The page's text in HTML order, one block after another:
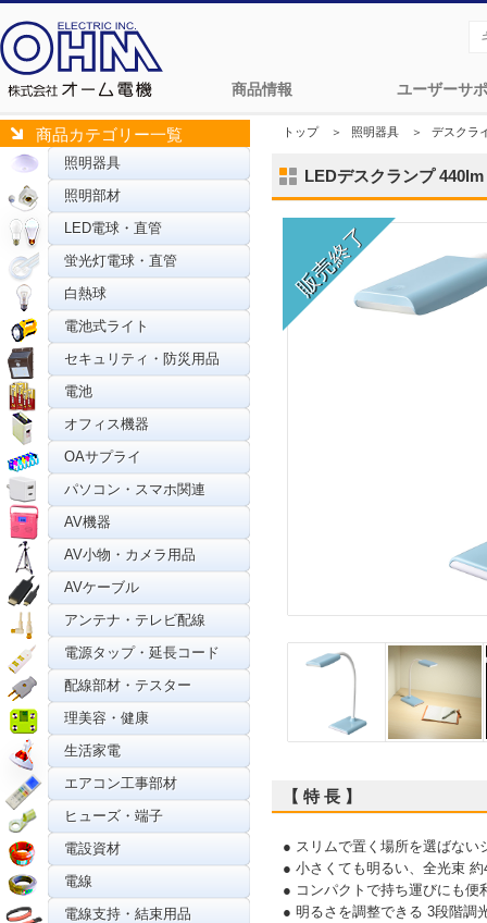
商品情報 ユーザーサ
商品カテゴリー一覧
照明器具
照明部材
LED電球・直管
蛍光灯電球・直管
白熱球
電池式ライト
セキュリティ・防災用品
電池
オフィス機器
OAサプライ
パソコン・スマホ関連
AV機器
AV小物・カメラ用品
AVケーブル
アンテナ・テレビ配線
電源タップ・延長コード
配線部材・テスター
理美容・健康
生活家電
エアコン工事部材
ヒューズ・端子
電設資材
電線
電線支持・結束用品
トップ＞ 照明器具 ＞ デスクラ
LEDデスクランプ
【 特 長 】
● スリムで置く場所を選ばない
● 小さくても明るい、全光束
● コンパクトで持ち運びにも便
● 明るさを調整できる 3段階調